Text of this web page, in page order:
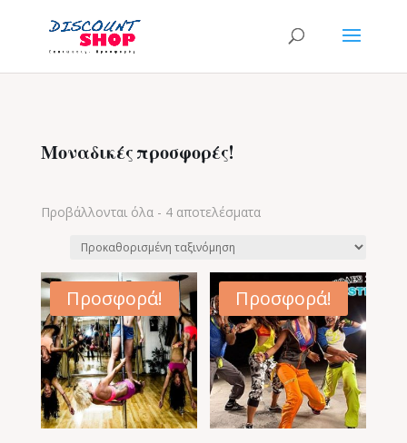
Μοναδικές προσφορές!
Προβάλλονται όλα - 4 αποτελέσματα
Προσφορά! Προσφορά!